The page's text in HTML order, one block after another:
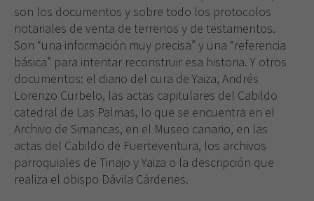
son los documentos y sobre todo los protocolos
notariales de venta de terrenos y de testamentos.
Son “una información muy precisa” y una “referencia
básica” para intentar reconstruir esa historia. Y otros
documentos: el diario del cura de Yaiza, Andrés
Lorenzo Curbelo, las actas capitulares del Cabildo
catedral de Las Palmas, lo que se encuentra en el
Archivo de Simancas, en el Museo canario, en las
actas del Cabildo de Fuerteventura, los archivos
parroquiales de Tinajo y Yaiza o la descripción que
realiza el obispo Dávila Cárdenes.